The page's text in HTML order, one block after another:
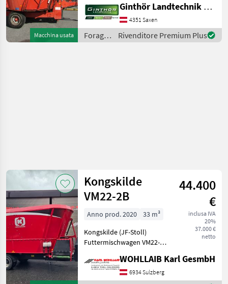
Macchina usata
Wiegeeinrichtung +
Auflaufbremse + Schieber
vorne Rechts + Schieber
hinten Links +
Ginthör Landtechnik GmbH
4351 Saxen
Foraggiamento
/ Kuhn
Rivenditore Premium Plus
Kongskilde
VM22-2B
44.400
€
inclusa IVA
20%
37.000 €
netto
Anno prod. 2020
33 m³
Kongskilde (JF-Stoll)
Futtermischwagen VM22-2B
Querförderband -
Wiegeeinrichtung -
WOHLLAIB Karl GesmbH
6934 Sulzberg